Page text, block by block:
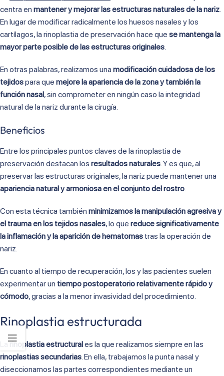
centra en mantener y mejorar las estructuras naturales de la nariz.
En lugar de modificar radicalmente los huesos nasales y los
cartílagos, la rinoplastia de preservación hace que se mantenga la
mayor parte posible de las estructuras originales.
En otras palabras, realizamos una modificación cuidadosa de los
tejidospara que mejore la apariencia de la zona y también la
función nasal, sin comprometer en ningún caso la integridad
natural de la nariz durante la cirugía.
Beneficios
Entre los principales puntos claves de la rinoplastia de
preservación destacan los resultados naturales. Y es que, al
preservar las estructuras originales, la nariz puede mantener una
apariencia natural y armoniosa en el conjunto del rostro.
Con esta técnica también minimizamos la manipulación agresiva y
el trauma en los tejidos nasales, lo que reduce significativamente
la inflamación y la aparición de hematomas tras la operación de
nariz.
En cuanto al tiempo de recuperación, los y las pacientes suelen
experimentar un tiempo postoperatorio relativamente rápido y
cómodo, gracias a la menor invasividad del procedimiento.
Rinoplastia estructurada
Larinoplastia estructurales la que realizamos siempre en las
rinoplastias secundarias. En ella, trabajamos la punta nasal y
diseccionamos las partes correspondientes mediante un